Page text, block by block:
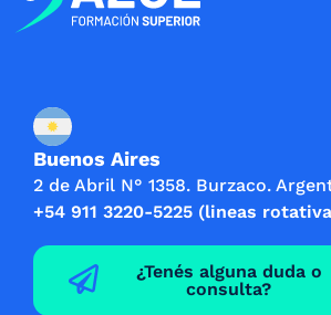
Buenos Aires
2 de Abril N° 1358. Burzaco.
+54 911 3220-5225 (lineas
¿Tenés alguna duda o
consulta?